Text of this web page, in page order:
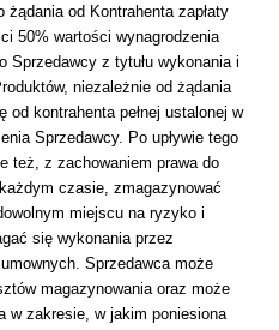
żądania od Kontrahenta zapłaty
50% wartości wynagrodzenia
Sprzedawcy z tytułu wykonania i
niezależnie od żądania
od kontrahenta pełnej ustalonej w
Sprzedawcy. Po upływie tego
też, z zachowaniem prawa do
czasie, zmagazynować
miejscu na ryzyko i
się wykonania przez
Sprzedawca może
magazynowania oraz może
w zakresie, w jakim poniesiona